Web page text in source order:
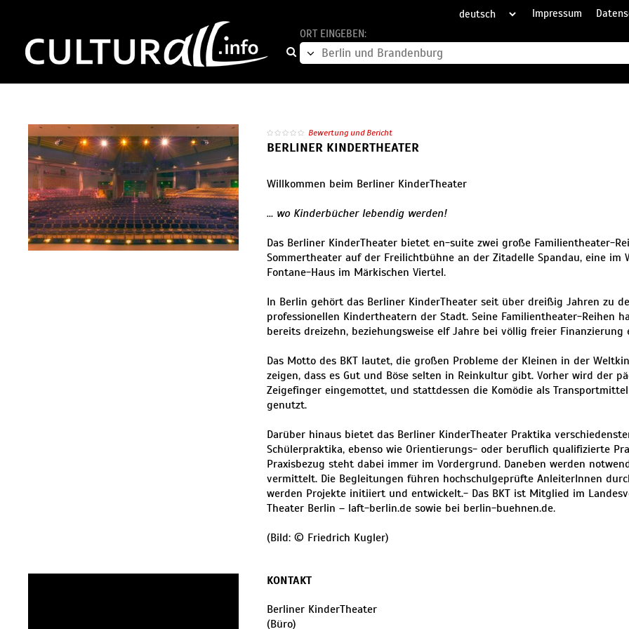
Impressum
ORT EINGEBEN:
Bewertung und Bericht
BERLINER KINDERTHEATER
Willkommen beim Berliner KinderTheater
… wo Kinderbücher lebendig werden!
Das Berliner KinderTheater bietet en-suite zwei große Familientheater-
Sommertheater auf der Freilichtbühne an der Zitadelle Spandau, eine im
Fontane-Haus im Märkischen Viertel.
In Berlin gehört das Berliner KinderTheater seit über dreißig Jahren zu
professionellen Kindertheatern der Stadt. Seine Familientheater-Reihen
bereits dreizehn, beziehungsweise elf Jahre bei völlig freier Finanzierung
Das Motto des BKT lautet, die großen Probleme der Kleinen in der
zeigen, dass es Gut und Böse selten in Reinkultur gibt. Vorher wird der
Zeigefinger eingemottet, und stattdessen die Komödie als
genutzt.
Darüber hinaus bietet das Berliner KinderTheater Praktika
Schülerpraktika, ebenso wie Orientierungs- oder beruflich qualifizierte
Praxisbezug steht dabei immer im Vordergrund. Daneben werden
vermittelt. Die Begleitungen führen hochschulgeprüfte AnleiterInnen
werden Projekte initiiert und entwickelt.- Das BKT ist Mitglied im
Theater Berlin – laft-berlin.de sowie bei berlin-buehnen.de.
(Bild: © Friedrich Kugler)
KONTAKT
Berliner KinderTheater
(Büro)